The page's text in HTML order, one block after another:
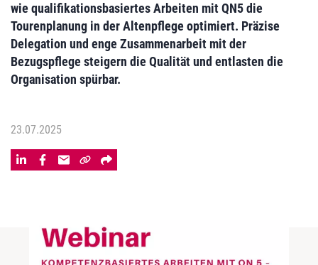
wie qualifikationsbasiertes Arbeiten mit QN5 die
Tourenplanung in der Altenpflege optimiert. Präzise
Delegation und enge Zusammenarbeit mit der
Bezugspflege steigern die Qualität und entlasten die
Organisation spürbar.
23.07.2025